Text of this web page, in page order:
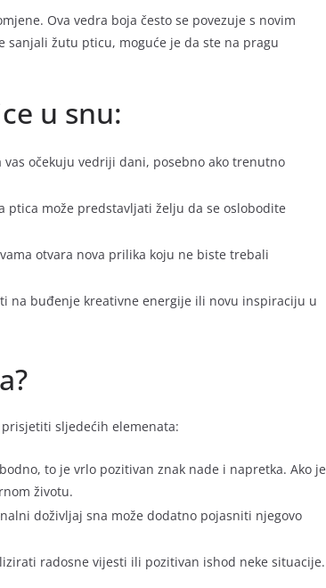
Ova vedra boja često se povezuje s novim
sanjali žutu pticu, moguće je da ste na pragu
u snu:
očekuju vedriji dani, posebno ako trenutno
ptica može predstavljati želju da se oslobodite
otvara nova prilika koju ne biste trebali
na buđenje kreativne energije ili novu inspiraciju u
sljedećih elemenata:
to je vrlo pozitivan znak nade i napretka. Ako je
životu.
doživljaj sna može dodatno pojasniti njegovo
radosne vijesti ili pozitivan ishod neke situacije.